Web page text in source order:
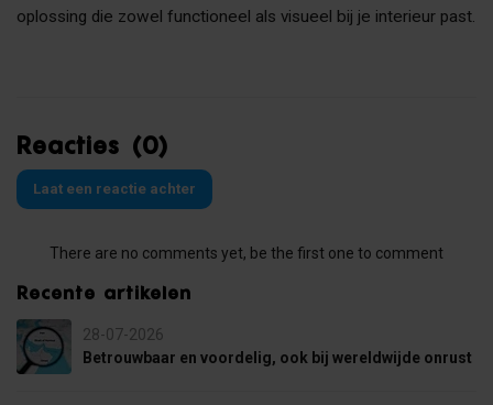
oplossing die zowel functioneel als visueel bij je interieur past.
Reacties (0)
Laat een reactie achter
There are no comments yet, be the first one to comment
Recente artikelen
28-07-2026
Betrouwbaar en voordelig, ook bij wereldwijde onrust